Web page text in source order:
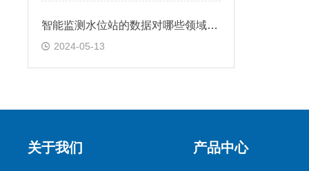
智能监测水位站的数据对哪些领域有重要意义2024全国顺丰包邮
2024-05-13
关于我们 产品中心